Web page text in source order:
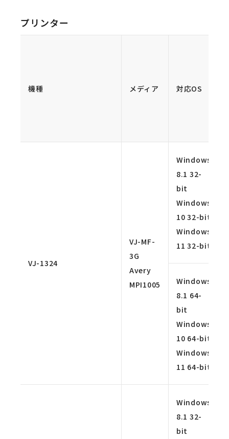
プリンター
機種 メディア 対応OS
VJ-1324
VJ-MF-
3G
Avery
MPI1005
Windows
8.1 32-
bit
Windows
10 32-bit
Windows
11 32-bit
Windows
8.1 64-
bit
Windows
10 64-bit
Windows
11 64-bit
Windows
8.1 32-
bit